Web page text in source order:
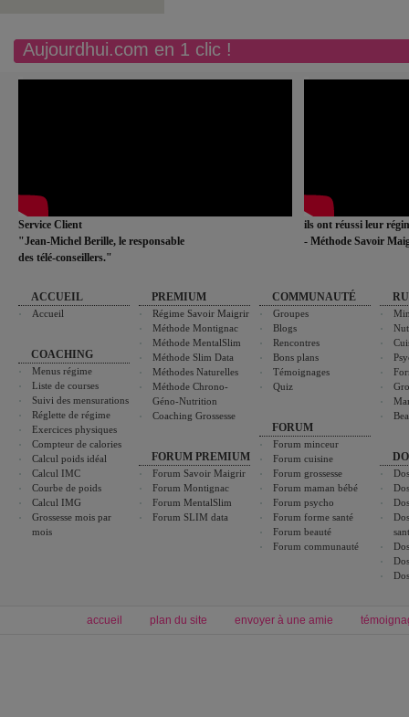
Aujourdhui.com en 1 clic !
Service Client
"Jean-Michel Berille, le responsable
des télé-conseillers."
ils ont réussi leur
- Méthode Savoir
ACCUEIL
Accueil
COACHING
Menus régime
Liste de courses
Suivi des mensurations
Réglette de régime
Exercices physiques
Compteur de calories
Calcul poids idéal
Calcul IMC
Courbe de poids
Calcul IMG
Grossesse mois par
mois
PREMIUM
Régime Savoir Maigrir
Méthode Montignac
Méthode MentalSlim
Méthode Slim Data
Méthodes Naturelles
Méthode Chrono-
Géno-Nutrition
Coaching Grossesse
FORUM PREMIUM
Forum Savoir Maigrir
Forum Montignac
Forum MentalSlim
Forum SLIM data
COMMUNAUTÉ
Groupes
Blogs
Rencontres
Bons plans
Témoignages
Quiz
FORUM
Forum minceur
Forum cuisine
Forum grossesse
Forum maman bébé
Forum psycho
Forum forme santé
Forum beauté
Forum communauté
accueil plan du site envoyer à une amie